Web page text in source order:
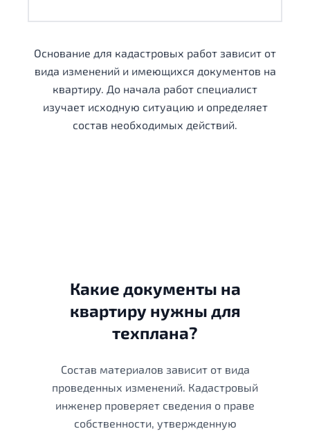
Основание для кадастровых работ зависит от
вида изменений и имеющихся документов на
квартиру. До начала работ специалист
изучает исходную ситуацию и определяет
состав необходимых действий.
Какие документы на
квартиру нужны для
техплана?
Состав материалов зависит от вида
проведенных изменений. Кадастровый
инженер проверяет сведения о праве
собственности, утвержденную